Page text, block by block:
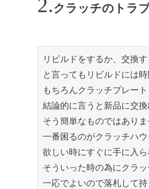
クラッチのトラ
リビルドをするか、交換
と言ってもリビルドには
もちろんクラッチプレー
結論的に言うと新品に交
そう簡単なものではありま
一番困るのがクラッチハ
欲しい時にすぐに手に入ら
そういった時の為にクラ
一応でよいので落札して